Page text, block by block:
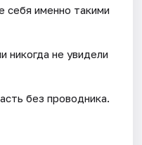
себя именно такими
никогда не увидели
без проводника.